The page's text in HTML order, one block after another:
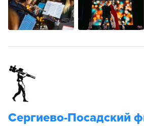
Сергиево-Посадский